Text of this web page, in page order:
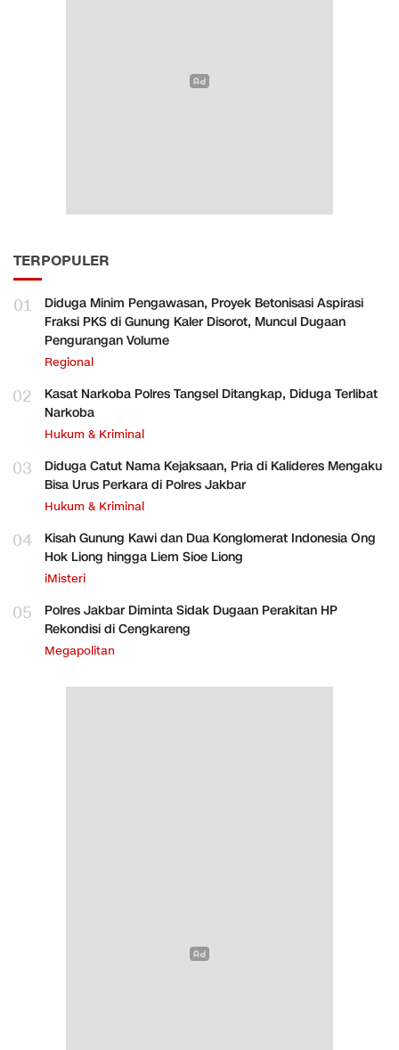
TERPOPULER
01
Diduga Minim Pengawasan, Proyek Betonisasi Aspirasi
Fraksi PKS di Gunung Kaler Disorot, Muncul Dugaan
Pengurangan Volume
Regional
02
Kasat Narkoba Polres Tangsel Ditangkap, Diduga Terlibat
Narkoba
Hukum & Kriminal
03
Diduga Catut Nama Kejaksaan, Pria di Kalideres Mengaku
Bisa Urus Perkara di Polres Jakbar
Hukum & Kriminal
04
Kisah Gunung Kawi dan Dua Konglomerat Indonesia Ong
Hok Liong hingga Liem Sioe Liong
iMisteri
05
Polres Jakbar Diminta Sidak Dugaan Perakitan HP
Rekondisi di Cengkareng
Megapolitan